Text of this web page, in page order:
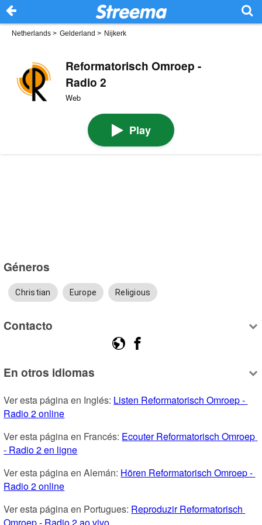
Netherlands > Gelderland > Nijkerk
Reformatorisch Omroep -
Radio 2
Web
Play
Géneros
Christian Europe Religious
Contacto
En otros idiomas
Ver esta página en Inglés: Listen Reformatorisch Omroep -
Radio 2 online
Ver esta página en Francés: Ecouter Reformatorisch Omroep
- Radio 2 en ligne
Ver esta página en Alemán: Hören Reformatorisch Omroep -
Radio 2 online
Ver esta página en Portugues: Reproduzir Reformatorisch
Omroep - Radio 2 ao vivo